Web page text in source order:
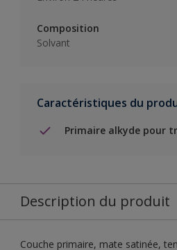
Composition
Solvant
Caractéristiques du
Primaire alkyde pour
Description du produit
Couche primaire, mate satinée,